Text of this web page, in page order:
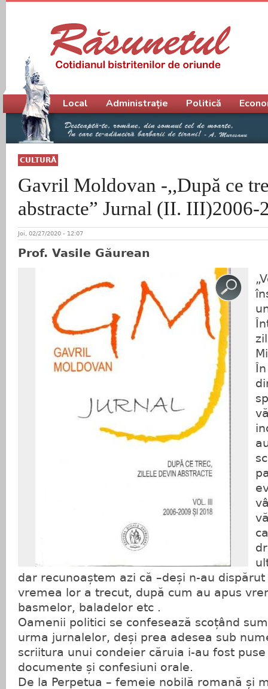
CULTURĂ
Gavril Moldovan -,,După ce
abstracte” Jurnal (II. III)2006-
Joi, 02/27/2020 - 12:07
Prof. Vasile Găurean
dar recunoaștem azi că –deși n-au
vremea lor a trecut, după cum au apus
basmelor, baladelor etc .
Oamenii politici se confesează scoțând
urma jurnalelor, deși prea adesea sub
scriitura unui condeier căruia i-au fost
documente și confesiuni orale.
De la Perpetua – femeie nobilă romană și
Meniu principal
Local Administrație Politică